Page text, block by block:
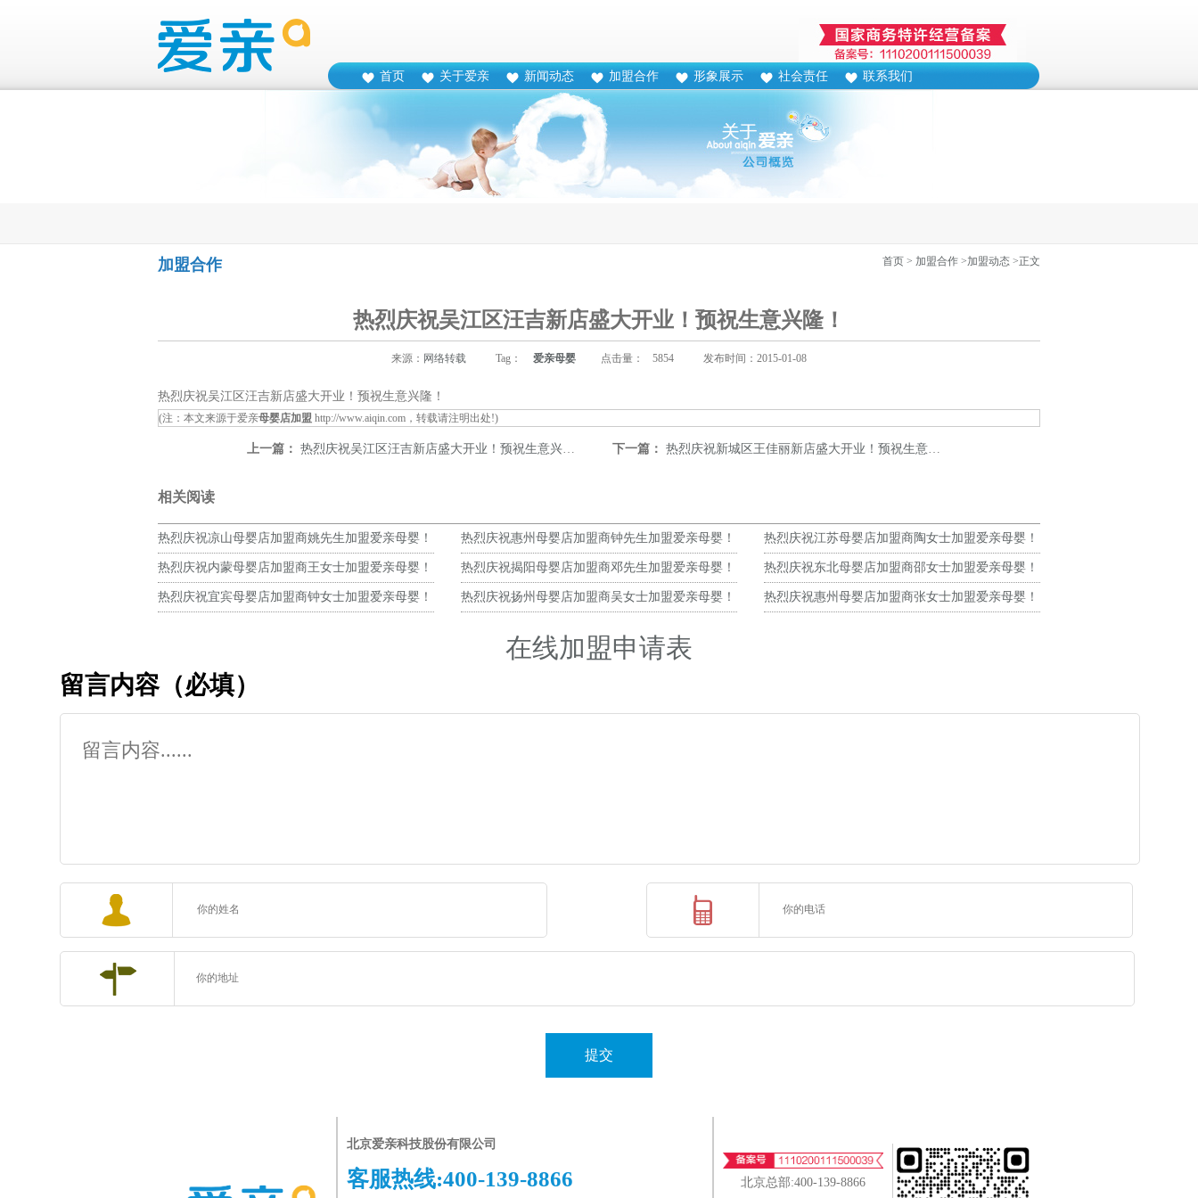
首页 关于爱亲 新闻动态 加盟合作 形象展示 社会责任 联系我们
加盟合作 首页 > 加盟合作 >加盟动态 >正文
热烈庆祝吴江区汪吉新店盛大开业！预祝生意兴隆！
来源： 网络转载 Tag： 爱亲母婴 点击量： 5854 发布时间：2015-01-08
热烈庆祝吴江区汪吉新店盛大开业！预祝生意兴隆！
(注：本文来源于爱亲母婴店加盟 http://www.aiqin.com ，转载请注明出处!)
上一篇： 热烈庆祝吴江区汪吉新店盛大开业！预祝生意兴隆！ 下一篇： 热烈庆祝新城区王佳丽新店盛大开业！预祝生意兴隆！
相关阅读
热烈庆祝凉山母婴店加盟商姚先生加盟爱亲母婴！
预祝生意兴隆！
热烈庆祝惠州母婴店加盟商钟先生加盟爱亲母婴！
预祝生意兴隆！
热烈庆祝江苏母婴店加盟商陶女士加盟爱亲母婴！
预祝生意兴隆！
热烈庆祝内蒙母婴店加盟商王女士加盟爱亲母婴！
预祝生意兴隆！
热烈庆祝揭阳母婴店加盟商邓先生加盟爱亲母婴！
预祝生意兴隆！
热烈庆祝东北母婴店加盟商邵女士加盟爱亲母婴！
预祝生意兴隆！
热烈庆祝宜宾母婴店加盟商钟女士加盟爱亲母婴！ 热烈庆祝扬州母婴店加盟商吴女士加盟爱亲母婴！ 热烈庆祝惠州母婴店加盟商张女士加盟爱亲母婴！
在线加盟申请表
留言内容（必填）
提交
北京爱亲科技股份有限公司
客服热线:400-139-8866 北京总部:400-139-8866